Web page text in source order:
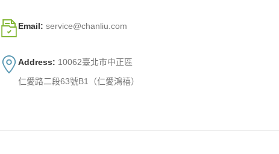
Email: service@chanliu.com
Address: 10062臺北市中正區
仁愛路二段63號B1（仁愛鴻禧）